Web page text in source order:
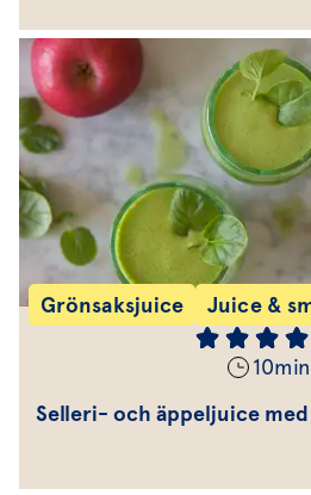
Grönsaksjuice Juice &
10min
Selleri- och äppeljuice med